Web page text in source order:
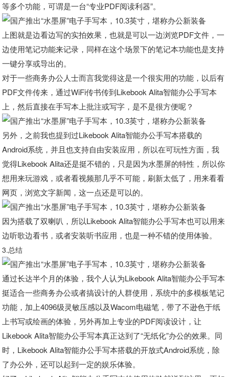
等多个功能，可谓是一台“专业PDF阅读利器”。
上图就是边看边写的实拍效果，也就是可以一边浏览PDF文件，一
边使用笔记功能来记录，同样在这个场景下的笔记本功能也是支持
一键分享或导出的。
对于一些商务办公人士而言我觉得这是一个很实用的功能，以后有
PDF文件传来，通过WiFi传书传到Likebook Alita智能办公手写本
上，然后直接在手写本上批注或写字，是不是很方便呢？
另外，之前我也提到过Likebook Alita智能办公手写本搭载的
Android系统，并且也支持自由安装应用，所以在可玩性方面，我
觉得Likebook Alita还是挺不错的，只是因为水墨屏的特性，所以你
想用来玩游戏，或者看视频那几乎不可能，刷新太低了，用来看看
网页，浏览文字新闻，这一点还是可以的。
因为搭载了双喇叭，所以Likebook Alita智能办公手写本也可以用来
边听歌边看书，或者安装听书应用，也是一种不错的使用体验。
3.总结
通过长达半个月的体验，我个人认为Likebook Alita智能办公手写本
挺适合一些商务办公或者搞设计的人群使用，系统中的多模板笔记
功能，加上4096级灵敏压感以及Wacom电磁笔，带了不逊色于纸
上书写或绘画的体验，另外再加上专业的PDF阅读设计，让
Likebook Alita智能办公手写本真正达到了“无纸化”办公的效果。同
时，Likebook Alita智能办公手写本搭载的开放式Android系统，除
了办公外，还可以起到一定的娱乐体验。